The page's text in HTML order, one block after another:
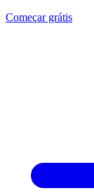
Começar grátis